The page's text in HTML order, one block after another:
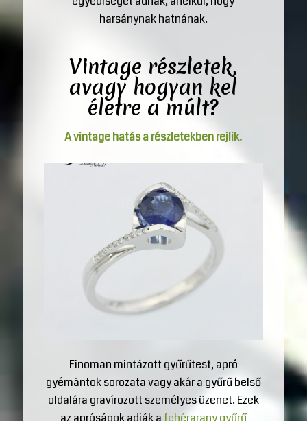
harsánynak hatnának.
Vintage részletek,
avagy hogyan kel
életre a múlt?
A vintage hatás a részletekben rejlik.
Finoman mintázott gyűrűtest, apró
gyémántok sorozata vagy akár a gyűrű belső
oldalára gravírozott személyes üzenet. Ezek